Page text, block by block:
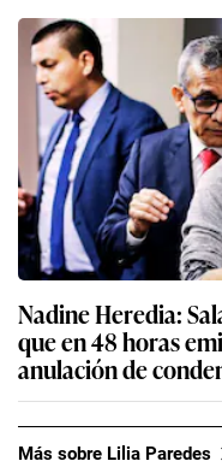
Nadine Heredia:
que en 48 horas
anulación de
Más sobre Lilia Paredes